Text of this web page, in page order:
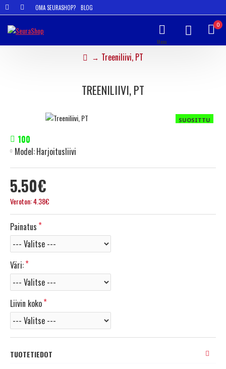
OMA SEURASHOP? BLOG
0
Treeniliivi, PT
TREENILIIVI, PT
SUOSITTU
5.50€
Veroton: 4.38€
100
Model:Harjoitusliivi
Painatus
Väri:
Liivin koko
TUOTETIEDOT